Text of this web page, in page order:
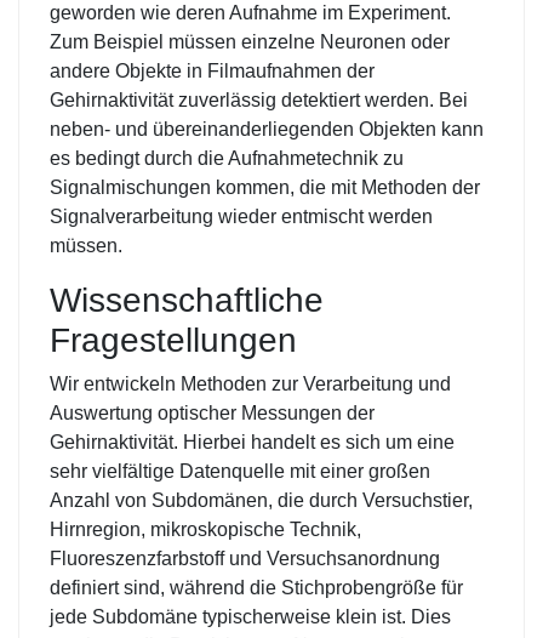
geworden wie deren Aufnahme im Experiment.
Zum Beispiel müssen einzelne Neuronen oder
andere Objekte in Filmaufnahmen der
Gehirnaktivität zuverlässig detektiert werden. Bei
neben- und übereinanderliegenden Objekten kann
es bedingt durch die Aufnahmetechnik zu
Signalmischungen kommen, die mit Methoden der
Signalverarbeitung wieder entmischt werden
müssen.
Wissenschaftliche
Fragestellungen
Wir entwickeln Methoden zur Verarbeitung und
Auswertung optischer Messungen der
Gehirnaktivität. Hierbei handelt es sich um eine
sehr vielfältige Datenquelle mit einer großen
Anzahl von Subdomänen, die durch Versuchstier,
Hirnregion, mikroskopische Technik,
Fluoreszenzfarbstoff und Versuchsanordnung
definiert sind, während die Stichprobengröße für
jede Subdomäne typischerweise klein ist. Dies